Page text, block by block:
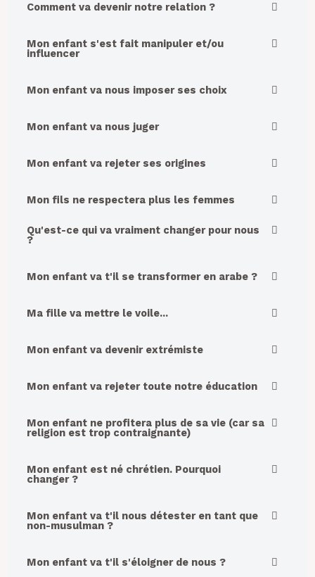
Comment va devenir notre relation ?
Mon enfant s'est fait manipuler et/ou
influencer
Mon enfant va nous imposer ses choix
Mon enfant va nous juger
Mon enfant va rejeter ses origines
Mon fils ne respectera plus les femmes
Qu'est-ce qui va vraiment changer pour nous
?
Mon enfant va t'il se transformer en arabe ?
Ma fille va mettre le voile...
Mon enfant va devenir extrémiste
Mon enfant va rejeter toute notre éducation
Mon enfant ne profitera plus de sa vie (car sa
religion est trop contraignante)
Mon enfant est né chrétien. Pourquoi
changer ?
Mon enfant va t'il nous détester en tant que
non-musulman ?
Mon enfant va t'il s'éloigner de nous ?